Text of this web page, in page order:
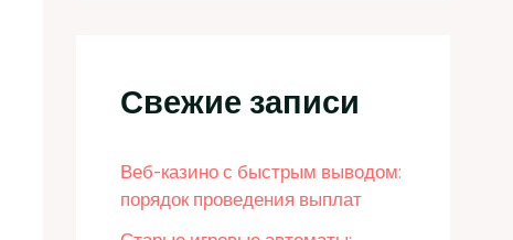
Свежие записи
Веб-казино с быстрым выводом:
порядок проведения выплат